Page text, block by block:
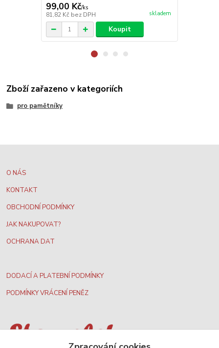
99,00 Kč/ks
81,82 Kč bez DPH skladem
Koupit
Zboží zařazeno v kategoriích
pro pamětníky
O NÁS
KONTAKT
OBCHODNÍ PODMÍNKY
JAK NAKUPOVAT?
OCHRANA DAT
DODACÍ A PLATEBNÍ PODMÍNKY
PODMÍNKY VRÁCENÍ PENĚZ